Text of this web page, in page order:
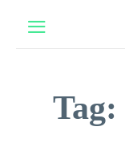
Tag: